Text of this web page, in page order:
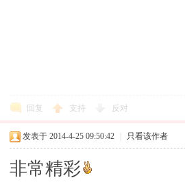
回复 支持 反对
发表于 2014-4-25 09:50:42 只看该作者
非常精彩